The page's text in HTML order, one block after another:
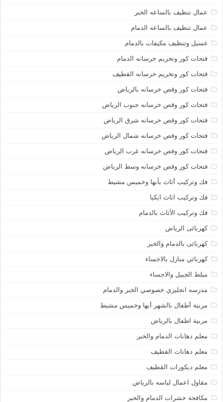
عمال تنظيف بالساعه الخبر
عمال تنظيف بالساعه الدمام
غسيل وتنظيف مكيفات بالدمام
فتحات كور وتخريم خرسانه الدمام
فتحات كور وتخريم خرسانه القطيف
فتحات كور وقص خرسانه بالرياض
فتحات كور وقص خرسانه جنوب الرياض
فتحات كور وقص خرسانه شرق الرياض
فتحات كور وقص خرسانه شمال الرياض
فتحات كور وقص خرسانه غرب الرياض
فتحات كور وقص خرسانه وسط الرياض
فك وتركيب أثاث بأبها وخميس مشيط
فك وتركيب اثاث ايكيا
فك وتركيب الأثاث بالدمام
كهربائى الرياض
كهربائى بالدمام والخبر
كهربائي منازل بالاحساء
مبلط الجبيل والاحساء
مدرسه انجليزي خصوصي الخبر والدمام
مربية أطفال بالشهر أبها وخميس مشيط
مربية اطفال بالرياض
معلم دهانات الدمام والخبر
معلم دهانات القطيف
معلم ديكورات القطيف
مقاول اعمال لياسه بالرياض
مكافحة حشرات الدمام والخبر